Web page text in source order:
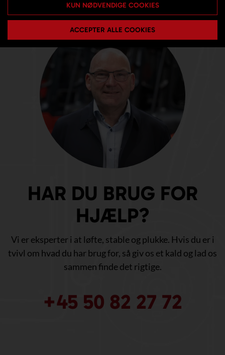
HAR DU BRUG FOR
HJÆLP?
Vi er eksperter i at løfte, stable og plukke. Hvis du er i
tvivl om hvad du har brug for, så giv os et kald og lad os
sammen finde det rigtige.
+45 50 82 27 72
KUN NØDVENDIGE COOKIES
ACCEPTER ALLE COOKIES